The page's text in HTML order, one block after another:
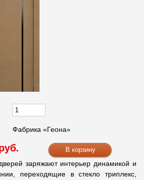
Фабрика «Геона»
заряжают интерьер динамикой и
переходящие в стекло триплекс,